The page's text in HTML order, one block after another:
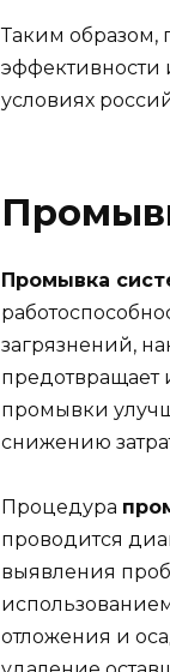
Таким
эффективности
условиях
Промывка
загрязнений,
предотвращает
промывки
снижению
Процедура
проводится
выявления
отложения и